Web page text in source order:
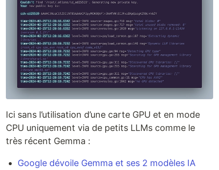
Ici sans l’utilisation d’une carte GPU et en mode
CPU uniquement via de petits LLMs comme le
très récent Gemma :
Google dévoile Gemma et ses 2 modèles IA